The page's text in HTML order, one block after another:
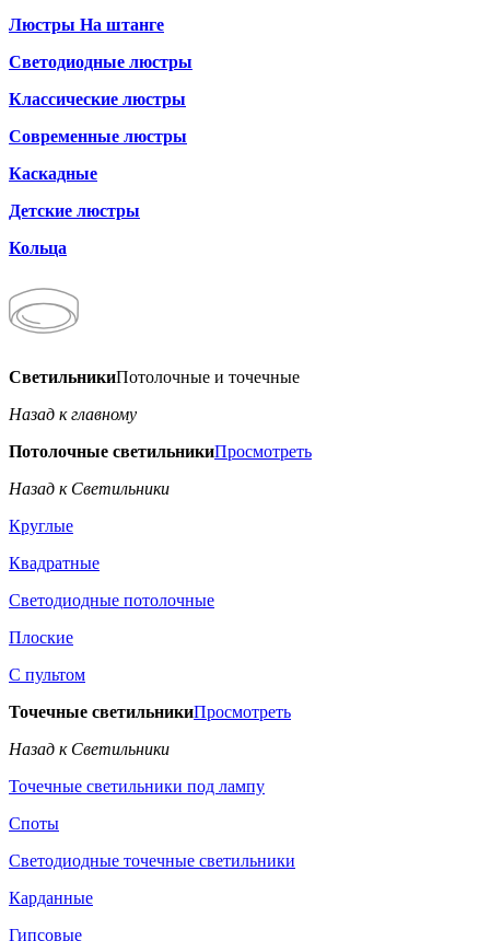
Люстры На штанге
Светодиодные люстры
Классические люстры
Современные люстры
Каскадные
Детские люстры
Кольца
СветильникиПотолочные и точечные
Назад к главному
Потолочные светильникиПросмотреть
Назад к Светильники
Круглые
Квадратные
Светодиодные потолочные
Плоские
С пультом
Точечные светильникиПросмотреть
Назад к Светильники
Точечные светильники под лампу
Споты
Светодиодные точечные светильники
Карданные
Гипсовые